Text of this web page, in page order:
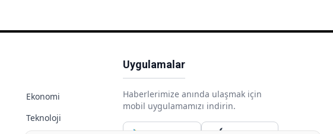
Ekonomi
Teknoloji
Uygulamalar
Haberlerimize anında ulaşmak için
mobil uygulamamızı indirin.